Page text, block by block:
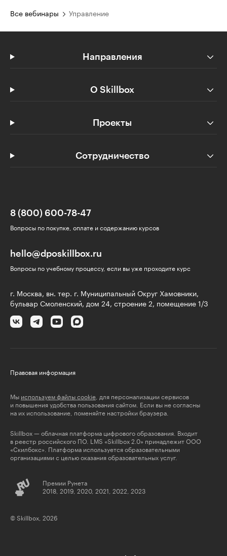
Все вебинары Управление
Направления
О Skillbox
Проекты
Сотрудничество
8 (800) 600-78-47
Вопросы по покупке, оплате и содержанию курсов
hello@dposkillbox.ru
Вопросы по учебному процессу, если вы уже проходите курс
г. Москва, вн. тер. г. Муниципальный Округ Хамовники,
бульвар Смоленский, дом 24, строение 2, помещение 1/3
Правовая информация
Мы используем файлы cookie , для персонализации сервисов
и повышения удобства пользования сайтом. Если вы не согласны
на их использование, поменяйте настройки браузера.
Skillbox — облачная платформа цифрового образования. Входит
в реестр российского ПО. LMS «Skillbox 2.0» принадлежит ООО
«Скилбокс». Платформа используется образовательными
организациями с целью оказания образовательных услуг.
Премии Рунета
2018, 2019, 2020, 2021, 2022, 2023
© Skillbox, 2026